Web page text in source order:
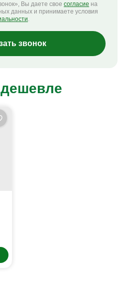
Вы даете свое согласие на
данных и принимаете условия
.
звонок